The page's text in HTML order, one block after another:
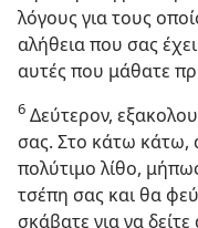
λόγους για τους
αλήθεια που σας
αυτές που μάθατε
6 Δεύτερον,
σας. Στο κάτω κάτω,
πολύτιμο λίθο,
τσέπη σας και θα
σκάβατε για να